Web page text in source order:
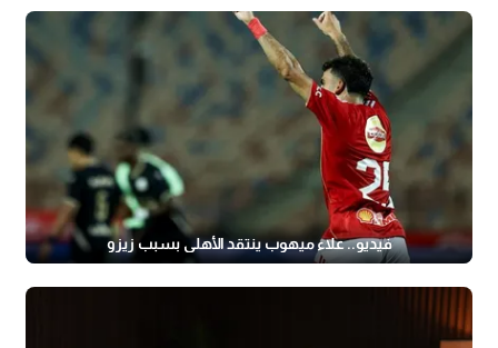
فيديو.. علاء ميهوب ينتقد الأهلي بسبب زيزو